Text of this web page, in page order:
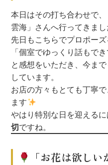
本日はその打ち合わせで
雲海」さんへ行ってきまし
先日もこちらでプロポー
「個室でゆっくり話もで
と感想をいただき、今ま
しています。
お店の方々もとても丁寧
ます
やはり特別な日を迎える
切ですね。
「お花は欲し